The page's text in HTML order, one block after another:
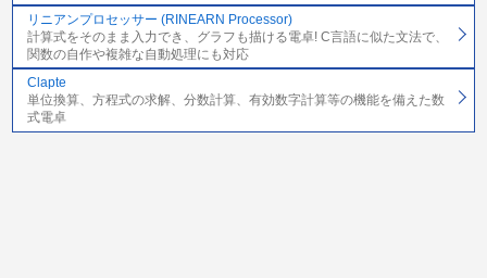
リニアンプロセッサー (RINEARN Processor)
計算式をそのまま入力でき、グラフも描ける電卓! C言語に似た文法で、
関数の自作や複雑な自動処理にも対応
Clapte
単位換算、方程式の求解、分数計算、有効数字計算等の機能を備えた数
式電卓